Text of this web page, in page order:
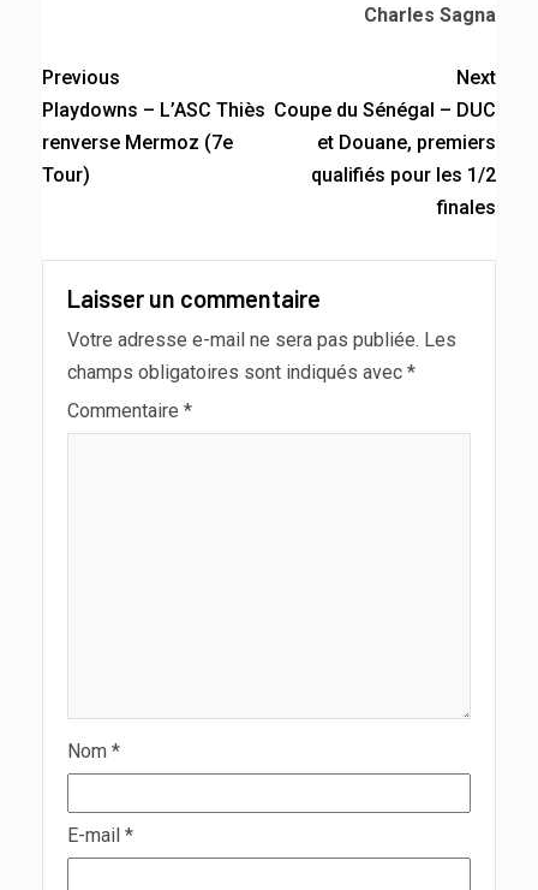
Charles Sagna
Previous
Playdowns – L’ASC Thiès
renverse Mermoz (7e
Tour)
Next
Coupe du Sénégal – DUC
et Douane, premiers
qualifiés pour les 1/2
finales
Laisser un commentaire
Votre adresse e-mail ne sera pas publiée. Les
champs obligatoires sont indiqués avec *
Commentaire *
Nom *
E-mail *